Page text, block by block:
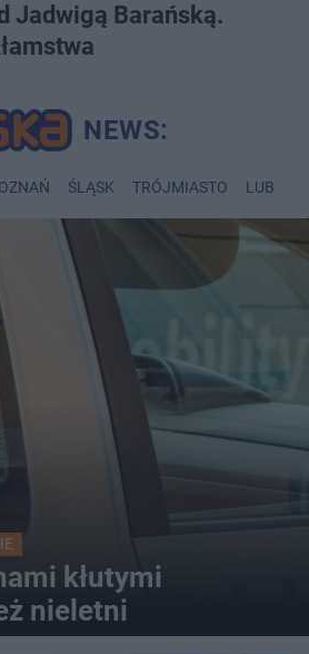
Jadwigą Barańską.
ŚLĄSK TRÓJMIASTO LUBLIN
kłutymi
nieletni